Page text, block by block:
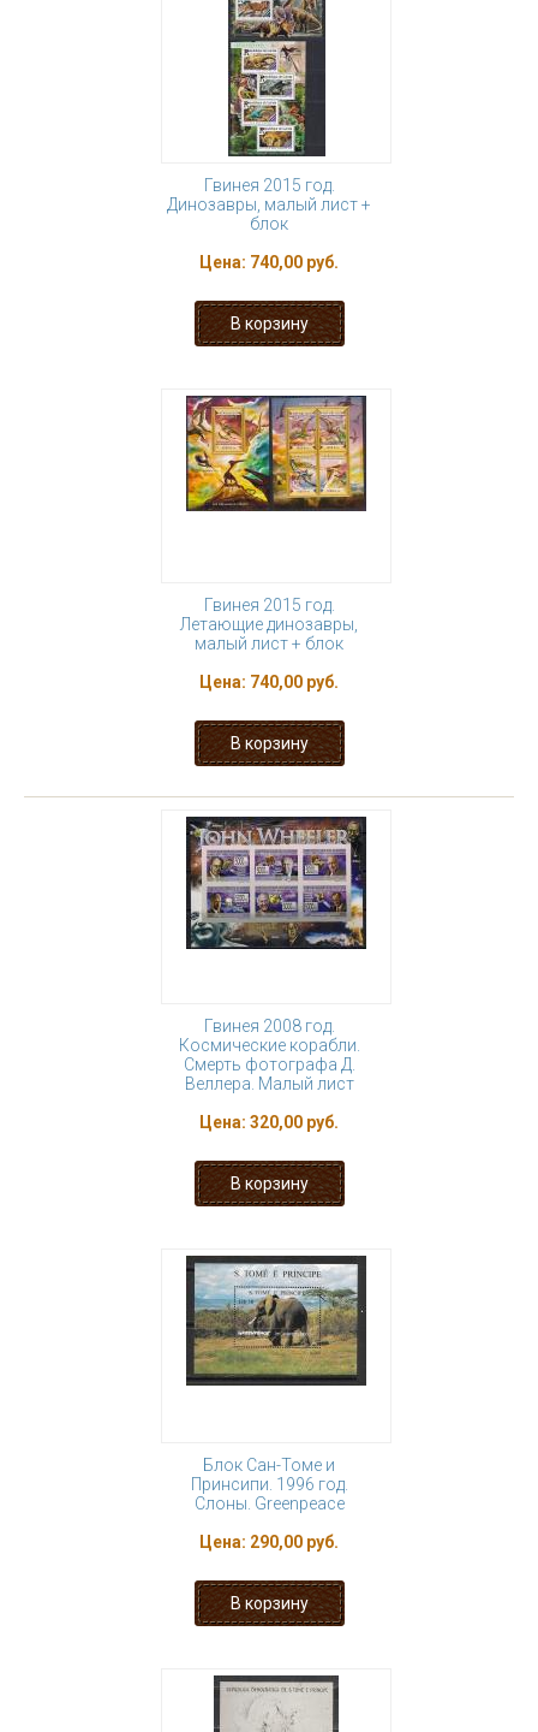
Гвинея 2015 год.
Динозавры, малый лист +
блок
Цена: 740,00 руб.
Гвинея 2015 год.
Летающие динозавры,
малый лист + блок
Цена: 740,00 руб.
Гвинея 2008 год.
Космические корабли.
Смерть фотографа Д.
Веллера. Малый лист
Цена: 320,00 руб.
Блок Сан-Томе и
Принсипи. 1996 год.
Слоны. Greenpeace
Цена: 290,00 руб.